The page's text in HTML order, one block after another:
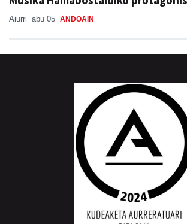
Aiurri abu 05 ANDOAIN